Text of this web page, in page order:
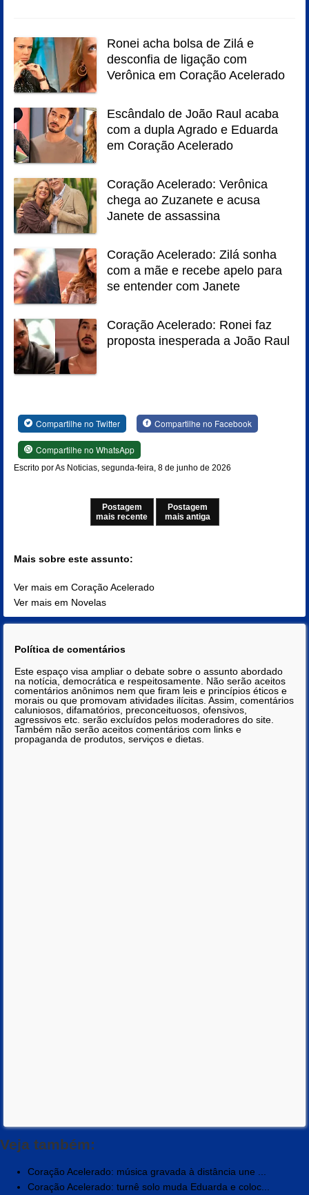
Ronei acha bolsa de Zilá e
desconfia de ligação com
Verônica em Coração Acelerado
Escândalo de João Raul acaba
com a dupla Agrado e Eduarda
em Coração Acelerado
Coração Acelerado: Verônica
chega ao Zuzanete e acusa
Janete de assassina
Coração Acelerado: Zilá sonha
com a mãe e recebe apelo para
se entender com Janete
Coração Acelerado: Ronei faz
proposta inesperada a João Raul
Compartilhe no Twitter Compartilhe no Facebook
Compartilhe no WhatsApp
Escrito por As Noticias, segunda-feira, 8 de junho de 2026
Postagem
mais recente
Postagem
mais antiga
Mais sobre este assunto:
Ver mais em Coração Acelerado
Ver mais em Novelas
Política de comentários
Este espaço visa ampliar o debate sobre o assunto abordado
na notícia, democrática e respeitosamente. Não serão aceitos
comentários anônimos nem que firam leis e princípios éticos e
morais ou que promovam atividades ilícitas. Assim, comentários
caluniosos, difamatórios, preconceituosos, ofensivos,
agressivos etc. serão excluídos pelos moderadores do site.
Também não serão aceitos comentários com links e
propaganda de produtos, serviços e dietas.
Veja também:
Coração Acelerado: música gravada à distância une ...
Coração Acelerado: turnê solo muda Eduarda e coloc...